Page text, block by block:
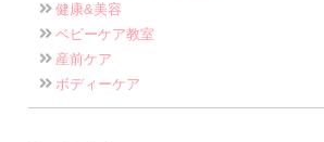
健康&美容
ベビーケア教室
産前ケア
ボディーケア